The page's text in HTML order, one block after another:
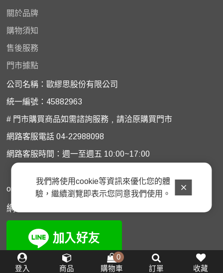
關於品牌
購物須知
售後服務
門市據點
公司名稱：歐繆思股份有限公司
統一編號：45882963
# 門市購買商品如需諮詢服務﹐請洽原購買門市
網路客服電話 04-22988098
網路客服時間：週一至週五 10:00~17:00
週六
omuses20140930@gmail.com
網路LINE
登入 商品 購物車
0
訂單
收藏
我們將使用cookie等資訊來優化您的體
驗，繼續瀏覽即表示您同意我們使用。